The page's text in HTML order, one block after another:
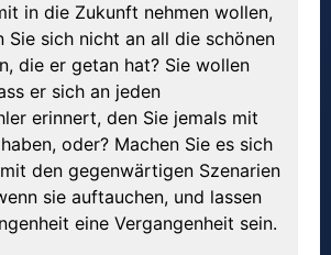
in die Zukunft nehmen wollen,
Sie sich nicht an all die schönen
die er getan hat? Sie wollen
er sich an jeden
erinnert, den Sie jemals mit
oder? Machen Sie es sich
den gegenwärtigen Szenarien
sie auftauchen, und lassen
eine Vergangenheit sein.